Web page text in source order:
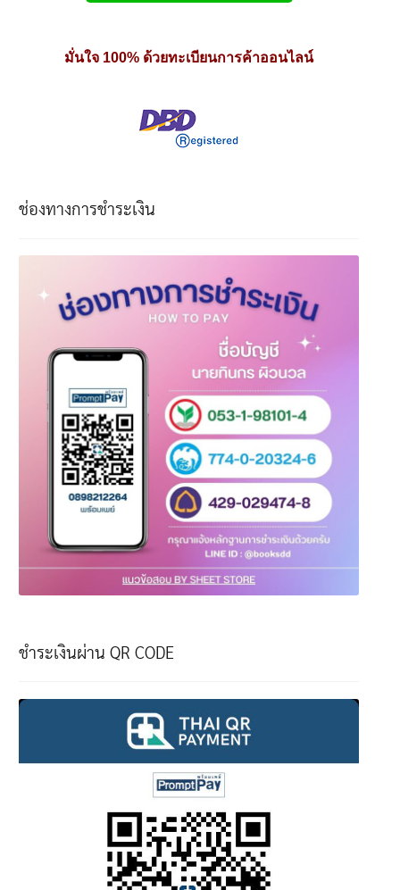
มั่นใจ 100% ด้วยทะเบียนการค้าออนไลน์
ช่องทางการชำระเงิน
ชำระเงินผ่าน QR CODE